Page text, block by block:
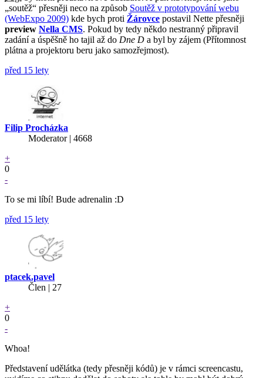
„soutěž“ přesněji neco na způsob Soutěž v prototypování webu
(WebExpo 2009) kde bych proti Žárovce postavil Nette přesněji
preview Nella CMS. Pokud by tedy někdo nestranný připravil
zadání a úspěšně ho tajil až do Dne D a byl by zájem (Přítomnost
plátna a projektoru beru jako samozřejmost).
před 15 lety
Filip Procházka
Moderator | 4668
+
0
-
To se mi líbí! Bude adrenalin :D
před 15 lety
ptacek.pavel
Člen | 27
+
0
-
Whoa!
Představení udělátka (tedy přesněji kódů) je v rámci screencastu,